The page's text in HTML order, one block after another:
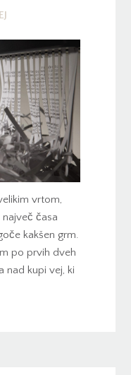
vrtom,
časa
kakšen grm.
po prvih dveh
nad kupi vej, ki